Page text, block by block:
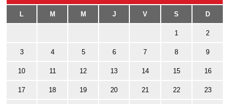
L M M J V S D
1 2
3 4 5 6 7 8 9
10 11 12 13 14 15 16
17 18 19 20 21 22 23